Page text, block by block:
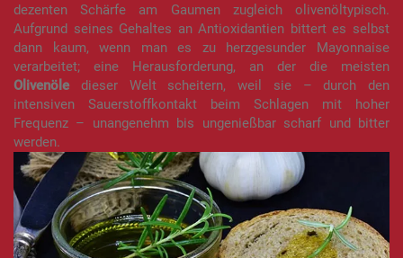
dezenten Schärfe am Gaumen zugleich olivenöltypisch.
Aufgrund seines Gehaltes an Antioxidantien bittert es selbst
dann kaum, wenn man es zu herzgesunder Mayonnaise
verarbeitet; eine Herausforderung, an der die meisten
Olivenöle dieser Welt scheitern, weil sie – durch den
intensiven Sauerstoffkontakt beim Schlagen mit hoher
Frequenz – unangenehm bis ungenießbar scharf und bitter
werden.